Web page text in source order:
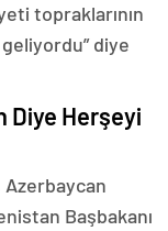
topraklarının
diye
Diye Herşeyi
Azerbaycan
Başbakanı